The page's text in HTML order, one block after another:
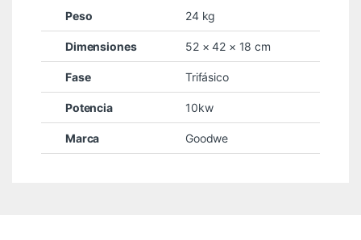
Peso 24 kg
Dimensiones 52 × 42 × 18 cm
Fase Trifásico
Potencia 10kw
Marca Goodwe